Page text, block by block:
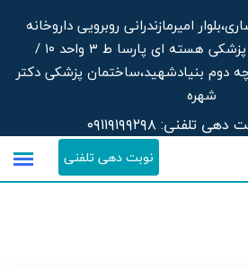
امیرمازندرانی روبرویی داروخانه‌
دکتر صحرایی مجتمع پزشکی هسته ای پارسا ط ۳ واحد ۱۰ /
دوم بنیادشهید،ساختمان پزشکی دکتر
شهره
دهی تلفنی:۰۹۱۱۹۱۹۹۲۹۸
نوبت دهی تلفنی